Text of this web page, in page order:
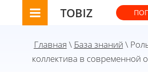
TOBIZ
Главная \ База знаний \
коллектива в современной